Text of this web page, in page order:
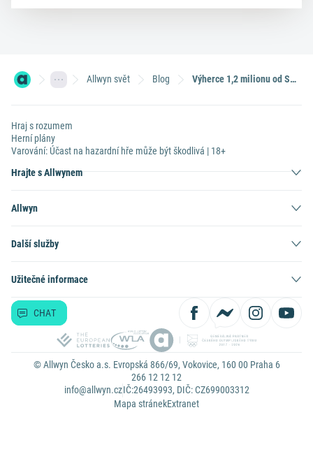
Allwyn svět Blog Výherce 1,2 milionu od Sazka Klubu dá peníze svým dětem
Hraj s rozumem
Herní plány
Varování: Účast na hazardní hře může být škodlivá | 18+
Hrajte s Allwynem
Allwyn
Další služby
Užitečné informace
CHAT
© Allwyn Česko a.s. Evropská 866/69, Vokovice, 160 00 Praha 6
266 12 12 12
info@allwyn.czIČ:26493993, DIČ: CZ699003312
Mapa stránekExtranet